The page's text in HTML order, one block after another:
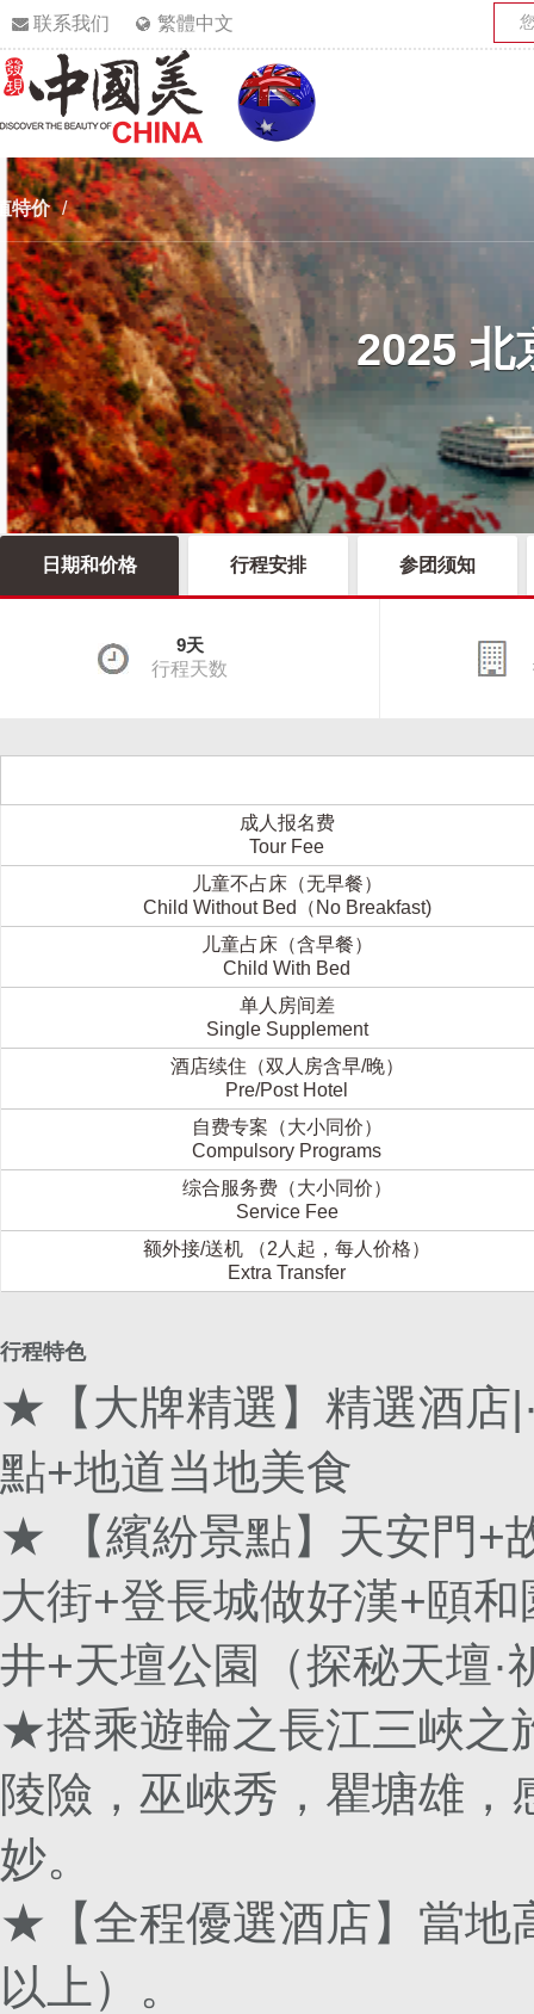
联系我们 繁體中文
特价 /
2025 北
日期和价格 行程安排 参团须知
9天
行程天数
成人报名费
Tour Fee
儿童不占床（无早餐）
Child Without Bed（No Breakfast)
儿童占床（含早餐）
Child With Bed
单人房间差
Single Supplement
酒店续住（双人房含早/晚）
Pre/Post Hotel
自费专案（大小同价）
Compulsory Programs
综合服务费（大小同价）
Service Fee
额外接/送机 （2人起，每人价格）
Extra Transfer
行程特色
★【大牌精選】精選酒店
點+地道当地美食
★ 【繽紛景點】天安門+
大街+登長城做好漢+頤
井+天壇公園（探秘天壇·
★搭乘遊輪之長江三峽之
陵險，巫峽秀，瞿塘雄，
妙。
★【全程優選酒店】當地
以上）。